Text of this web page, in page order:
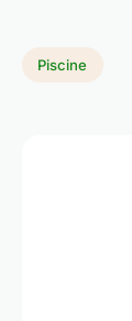
Piscine